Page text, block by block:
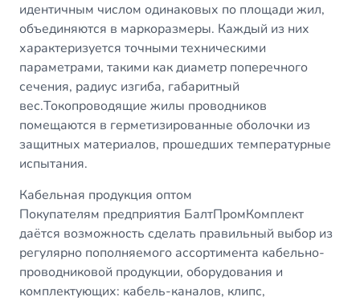
идентичным числом одинаковых по площади жил,
объединяются в маркоразмеры. Каждый из них
характеризуется точными техническими
параметрами, такими как диаметр поперечного
сечения, радиус изгиба, габаритный
вес.Токопроводящие жилы проводников
помещаются в герметизированные оболочки из
защитных материалов, прошедших температурные
испытания.
Кабельная продукция оптом
Покупателям предприятия БалтПромКомплект
даётся возможность сделать правильный выбор из
регулярно пополняемого ассортимента кабельно-
проводниковой продукции, оборудования и
комплектующих: кабель-каналов, клипс,